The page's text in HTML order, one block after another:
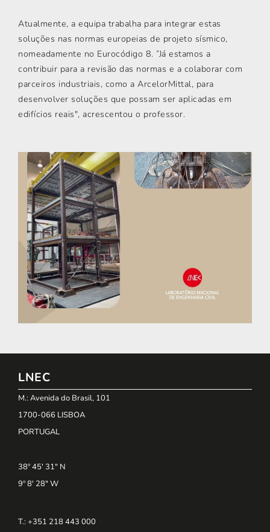
Atualmente, a equipa trabalha para integrar estas
soluções nas normas europeias de projeto sísmico,
nomeadamente no Eurocódigo 8. ”Já estamos a
contribuir para a revisão das normas e a colaborar com
parceiros industriais, como a ArcelorMittal, para
desenvolver soluções que possam ser aplicadas em
edifícios reais", acrescentou o professor.
LNEC
M.: Avenida do Brasil, 101
1700-066 LISBOA
PORTUGAL
38º 45' 31" N
9º 8' 28" W
T.: +351 218 443 000